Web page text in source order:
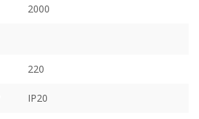
2000
220
IP20